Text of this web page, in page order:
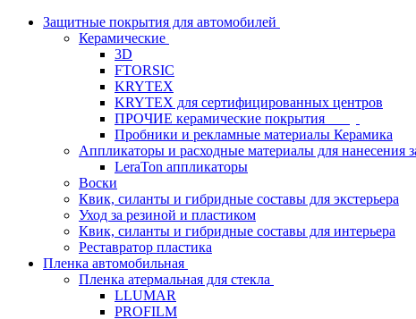
Защитные покрытия для автомобилей
Керамические
3D
FTORSIC
KRYTEX
KRYTEX для сертифицированных центров
ПРОЧИЕ керамические покрытия
Пробники и рекламные материалы Керамика
Аппликаторы и расходные материалы для нанесения
LeraTon аппликаторы
Воски
Квик, силанты и гибридные составы для экстерьера
Уход за резиной и пластиком
Квик, силанты и гибридные составы для интерьера
Реставратор пластика
Пленка автомобильная
Пленка атермальная для стекла
LLUMAR
PROFILM